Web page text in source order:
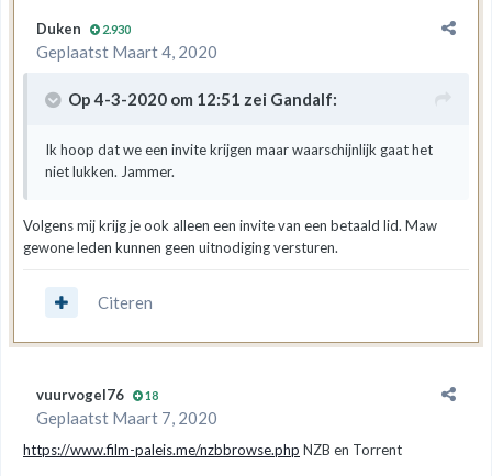
Duken 2.930
Geplaatst Maart 4, 2020
Op 4-3-2020 om 12:51 zei Gandalf:
Ik hoop dat we een invite krijgen maar waarschijnlijk gaat het
niet lukken. Jammer.
Volgens mij krijg je ook alleen een invite van een betaald lid. Maw
gewone leden kunnen geen uitnodiging versturen.
Citeren
vuurvogel76 18
Geplaatst Maart 7, 2020
https://www.film-paleis.me/nzbbrowse.php NZB en Torrent